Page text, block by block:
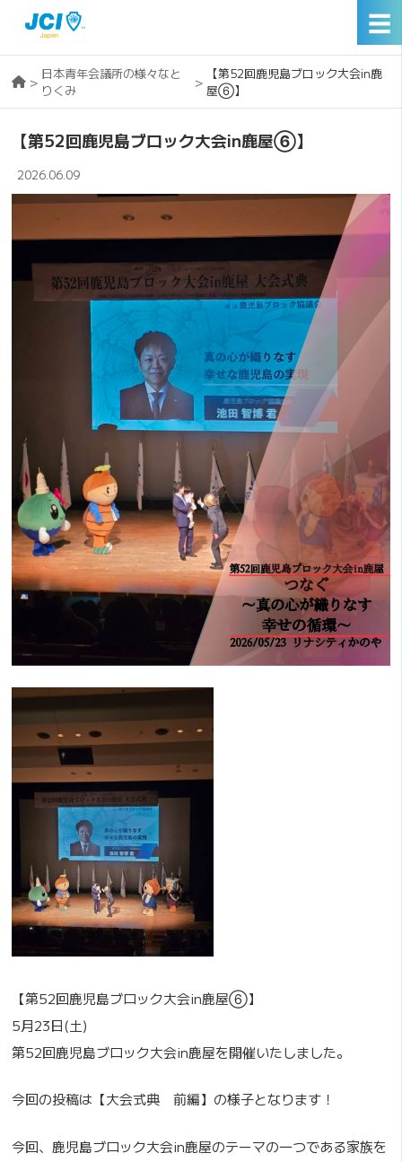
☰
> 日本青年会議所の様々なと
りくみ
>
【第52回鹿児島ブロック大会in鹿
屋⑥】
【第52回鹿児島ブロック大会in鹿屋⑥】
2026.06.09
【第52回鹿児島ブロック大会in鹿屋⑥】
5月23日(土)
第52回鹿児島ブロック大会in鹿屋を開催いたしました。
今回の投稿は【大会式典 前編】の様子となります！
今回、鹿児島ブロック大会in鹿屋のテーマの一つである家族を